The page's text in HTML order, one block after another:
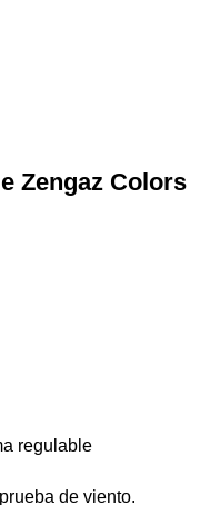
Zengaz Colors
regulable
de viento.